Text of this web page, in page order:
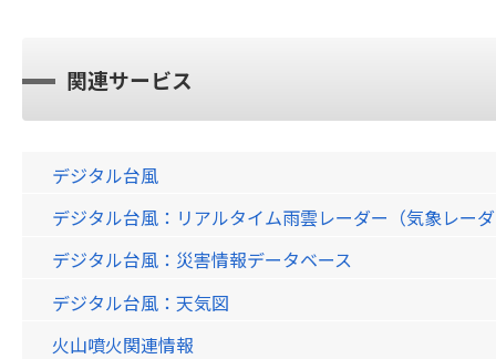
関連サービス
デジタル台風
デジタル台風：リアルタイム雨雲レーダー（気象レー
デジタル台風：災害情報データベース
デジタル台風：天気図
火山噴火関連情報